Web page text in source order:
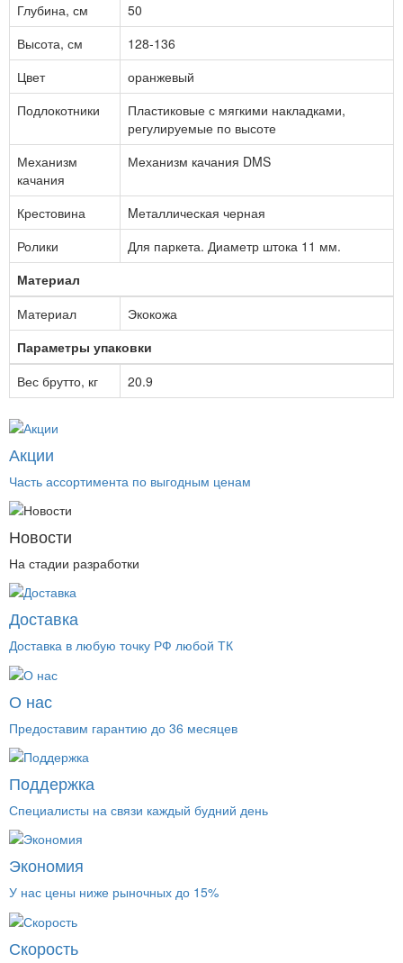
Глубина, см
50
Высота, см
128-136
Цвет
оранжевый
Подлокотники
Пластиковые с мягкими накладками,
регулируемые по высоте
Механизм
качания
Механизм качания DMS
Крестовина
Mеталлическая черная
Ролики
Для паркета. Диаметр штока 11 мм.
Материал
Материал
Экокожа
Параметры упаковки
Вес брутто, кг
20.9
Акции
Часть ассортимента по выгодным ценам
Новости
На стадии разработки
Доставка
Доставка в любую точку РФ любой ТК
О нас
Предоставим гарантию до 36 месяцев
Поддержка
Специалисты на связи каждый будний день
Экономия
У нас цены ниже рыночных до 15%
Скорость